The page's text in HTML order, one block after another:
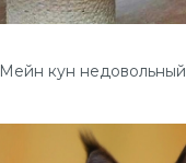
Мейн кун недовольный